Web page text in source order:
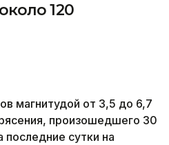
120
магнитудой от 3,5 до 6,7
произошедшего 30
последние сутки на